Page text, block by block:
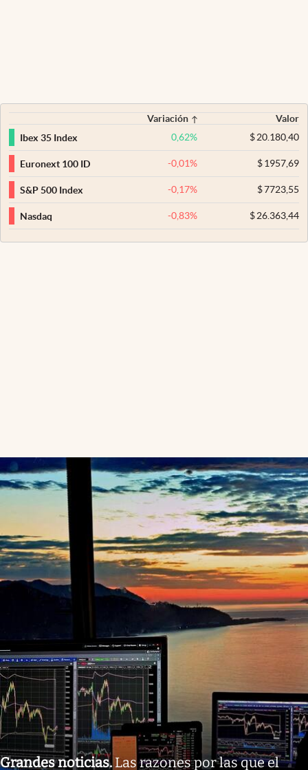
Variación
Valor
Ibex 35 Index
0,62% $20.180,40
Euronext 100 ID -0,01% $1957,69
S&P 500 Index -0,17% $7723,55
Nasdaq -0,83% $26.363,44
Grandes noticias. Las razones por las que el